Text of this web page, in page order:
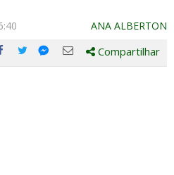
ANA ALBERTON
Compartilhe
Compartilhe
Compartilhe
Compartilhe
Compartilhar